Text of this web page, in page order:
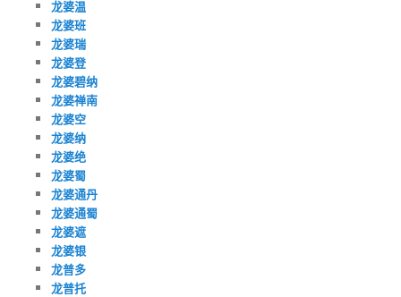
龙婆温
龙婆班
龙婆瑞
龙婆登
龙婆碧纳
龙婆禅南
龙婆空
龙婆纳
龙婆绝
龙婆蜀
龙婆通丹
龙婆通蜀
龙婆遮
龙婆银
龙普多
龙普托